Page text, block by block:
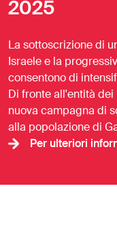
2025
La sottoscrizione di
Israele e la
consentono di
Di fronte all'entità
nuova campagna di
alla popolazione di
Per ulteriori